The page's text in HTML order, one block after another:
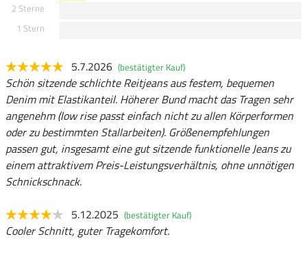
2 Sterne
1 Stern
5.7.2026 (bestätigter Kauf)
Schön sitzende schlichte Reitjeans aus festem, bequemen
Denim mit Elastikanteil. Höherer Bund macht das Tragen sehr
angenehm (low rise passt einfach nicht zu allen Körperformen
oder zu bestimmten Stallarbeiten). Größenempfehlungen
passen gut, insgesamt eine gut sitzende funktionelle Jeans zu
einem attraktivem Preis-Leistungsverhältnis, ohne unnötigen
Schnickschnack.
5.12.2025 (bestätigter Kauf)
Cooler Schnitt, guter Tragekomfort.